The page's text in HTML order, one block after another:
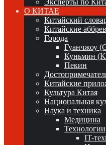
Эксперты по
О КИТАЕ
Китайский
Китайские
Города
Гуанчжоу
Куньмин
Пекин
Китайские
Культура Китая
Национальная
Наука и техника
Медицина
Технологии
IT-